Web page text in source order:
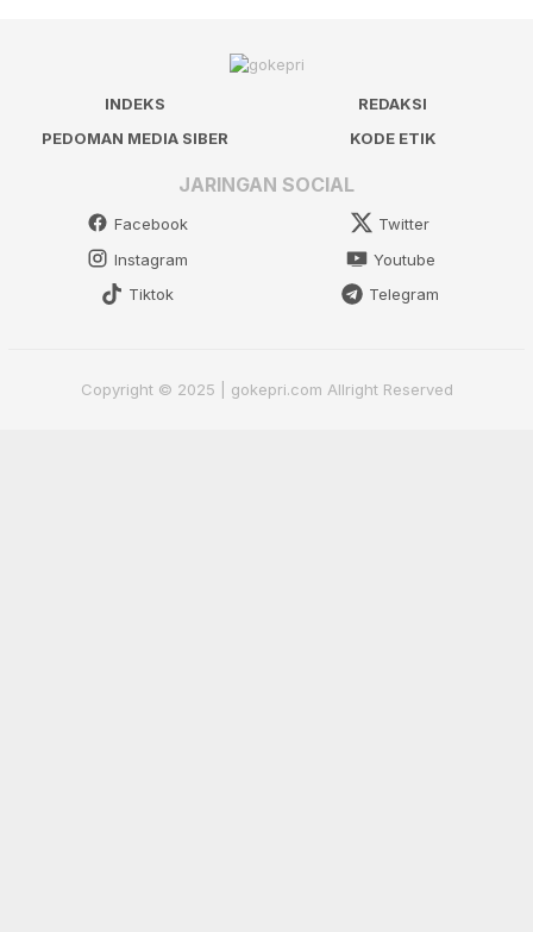
INDEKS
REDAKSI
PEDOMAN MEDIA SIBER
KODE ETIK
JARINGAN SOCIAL
Facebook
Twitter
Instagram
Youtube
Tiktok
Telegram
Copyright © 2025 | gokepri.com Allright Reserved